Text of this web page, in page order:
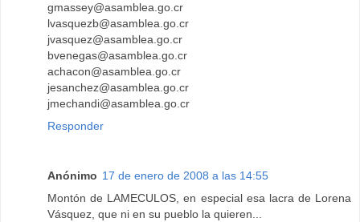
gmassey@asamblea.go.cr
lvasquezb@asamblea.go.cr
jvasquez@asamblea.go.cr
bvenegas@asamblea.go.cr
achacon@asamblea.go.cr
jesanchez@asamblea.go.cr
jmechandi@asamblea.go.cr
Responder
Anónimo 17 de enero de 2008 a las 14:55
Montón de LAMECULOS, en especial esa lacra de Lorena
Vásquez, que ni en su pueblo la quieren...